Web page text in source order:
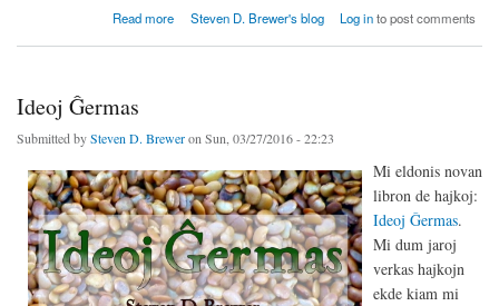
Read more
about Tago dua de ARE Steven D. Brewer's blog Log into post comments
Ideoj Ĝermas
Submitted bySteven D. Breweron Sun, 03/27/2016 - 22:23
Mi eldonis novan
libron de hajkoj:
Ideoj Ĝermas.
Mi dum jaroj
verkas hajkojn
ekde kiam mi